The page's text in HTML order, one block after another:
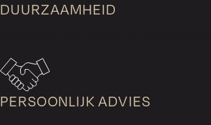
DUURZAAMHEID
PERSOONLIJK ADVIES